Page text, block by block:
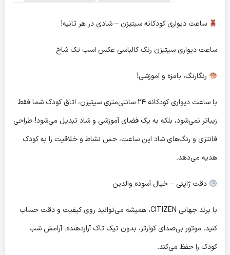
ساعت دیواری کودکانه سیتیزن – شادی در هر ثانیه!
ساعت دیواری سیتیزن رنگ کالباسی عکس اسب تک شاخ
رنگارنگ، بامزه و آموزشی!
با ساعت دیواری کودکانه ۲۴ سانتی‌متری سیتیزن، اتاق کودک شما فقط
زیباتر نمی‌شود، بلکه به یک فضای آموزشی و شاد تبدیل می‌شود! طراحی
فانتزی و رنگ‌های شاد این ساعت، حس نشاط و خلاقیت را به کودک
هدیه می‌دهد.
دقت ژاپنی – خیال آسوده والدین
با برند جهانی CITIZEN، همیشه می‌توانید روی کیفیت و دقت حساب
کنید. موتور بی‌صدای کوارتز، بدون تیک تاک آزاردهنده، آرامش شب
کودک را حفظ می‌کند.